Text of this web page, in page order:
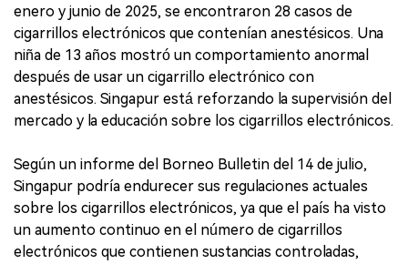
enero y junio de 2025, se encontraron 28 casos de
cigarrillos electrónicos que contenían anestésicos. Una
niña de 13 años mostró un comportamiento anormal
después de usar un cigarrillo electrónico con
anestésicos. Singapur está reforzando la supervisión del
mercado y la educación sobre los cigarrillos electrónicos.
Según un informe del Borneo Bulletin del 14 de julio,
Singapur podría endurecer sus regulaciones actuales
sobre los cigarrillos electrónicos, ya que el país ha visto
un aumento continuo en el número de cigarrillos
electrónicos que contienen sustancias controladas,